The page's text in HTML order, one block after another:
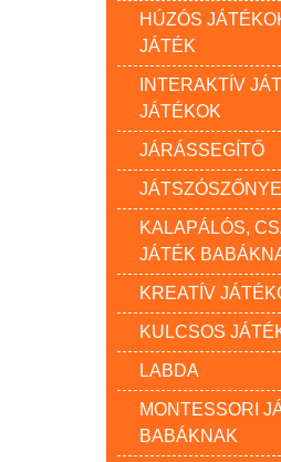
HÚZÓS
JÁTÉK
INTERAKTÍV
JÁTÉKOK
JÁRÁSSEGÍTŐ
KALAPÁLÓS,
JÁTÉK
KREATÍV
KULCSOS
LABDA
MONTESSORI
BABÁKNAK